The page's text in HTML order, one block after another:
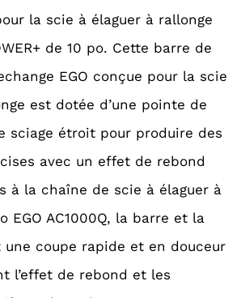
la scie à élaguer à rallonge
de 10 po. Cette barre de
EGO conçue pour la scie
est dotée d’une pointe de
sciage étroit pour produire des
avec un effet de rebond
à la chaîne de scie à élaguer à
EGO AC1000Q, la barre et la
une coupe rapide et en douceur
l’effet de rebond et les